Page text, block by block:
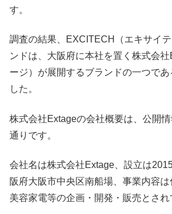
す。
調査の結果、EXCITECH（エキサイ
ンドは、大阪府に本社を置く株式会
ージ）が展開するブランドの一つであ
した。
株式会社Extageの会社概要は、公開
通りです。
会社名は株式会社Extage、設立は
阪府大阪市中央区南船場、事業内容は
美容家電等の企画・開発・販売とされ